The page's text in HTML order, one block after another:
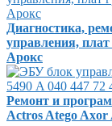
Диагностика,
управления,
Арокс
Ремонт и
Actros Atego Axor